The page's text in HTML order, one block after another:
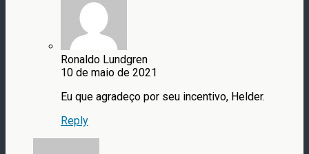
Ronaldo Lundgren
10 de maio de 2021
Eu que agradeço por seu incentivo, Helder.
Reply